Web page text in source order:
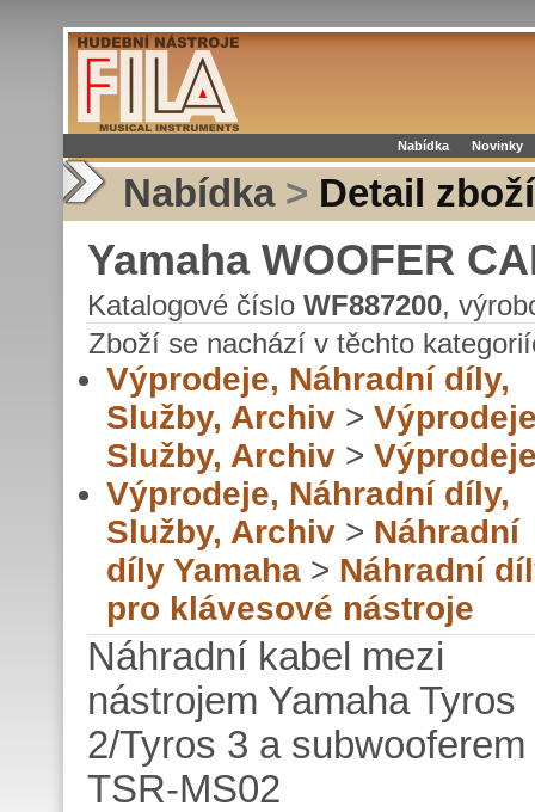
Nabídka Novinky
Nabídka > Detail zboží
Yamaha WOOFER
Katalogové číslo WF887200,
Zboží se nachází v těchto
Výprodeje, Náhradní díly,
Služby, Archiv >
Služby, Archiv >
Výprodeje, Náhradní díly,
Služby, Archiv > Náhradní
díly Yamaha > Náhradní
pro klávesové nástroje
Náhradní kabel mezi
nástrojem Yamaha Tyros
2/Tyros 3 a subwooferem
TSR-MS02